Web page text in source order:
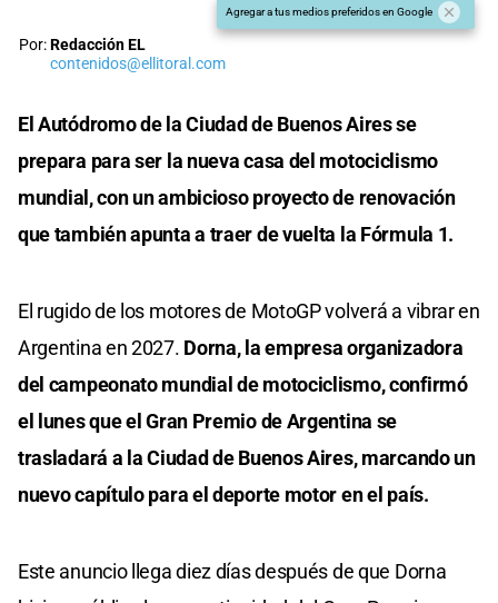
Agregar a tus medios preferidos en Google
Por:Redacción EL
contenidos@ellitoral.com
El Autódromo de la Ciudad de Buenos Aires se
prepara para ser la nueva casa del motociclismo
mundial, con un ambicioso proyecto de renovación
que también apunta a traer de vuelta la Fórmula 1.
El rugido de los motores de MotoGP volverá a vibrar en
Argentina en 2027. Dorna, la empresa organizadora
del campeonato mundial de motociclismo, confirmó
el lunes que el Gran Premio de Argentina se
trasladará a la Ciudad de Buenos Aires, marcando un
nuevo capítulo para el deporte motor en el país.
Este anuncio llega diez días después de que Dorna